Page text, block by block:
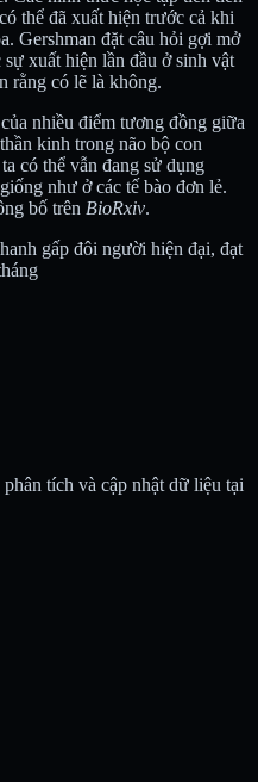
thể đã xuất hiện trước cả khi
Gershman đặt câu hỏi gợi mở
xuất hiện lần đầu ở sinh vật
rằng có lẽ là không.
nhiều điểm tương đồng giữa
kinh trong não bộ con
có thể vẫn đang sử dụng
như ở các tế bào đơn lẻ.
bố trên BioRxiv.
gấp đôi người hiện đại, đạt
tích và cập nhật dữ liệu tại